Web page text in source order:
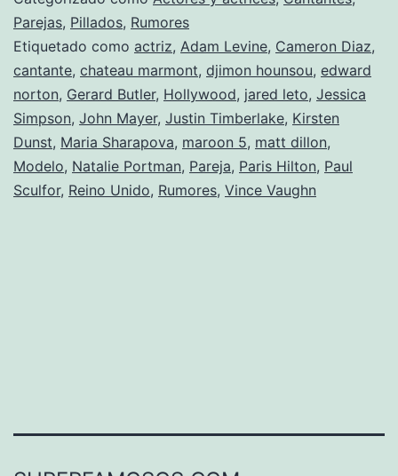
nuevo
amor?
Parejas, Pillados, Rumores
Etiquetado como actriz, Adam Levine, Cameron Diaz,
cantante, chateau marmont, djimon hounsou, edward
norton, Gerard Butler, Hollywood, jared leto, Jessica
Simpson, John Mayer, Justin Timberlake, Kirsten
Dunst, Maria Sharapova, maroon 5, matt dillon,
Modelo, Natalie Portman, Pareja, Paris Hilton, Paul
Sculfor, Reino Unido, Rumores, Vince Vaughn